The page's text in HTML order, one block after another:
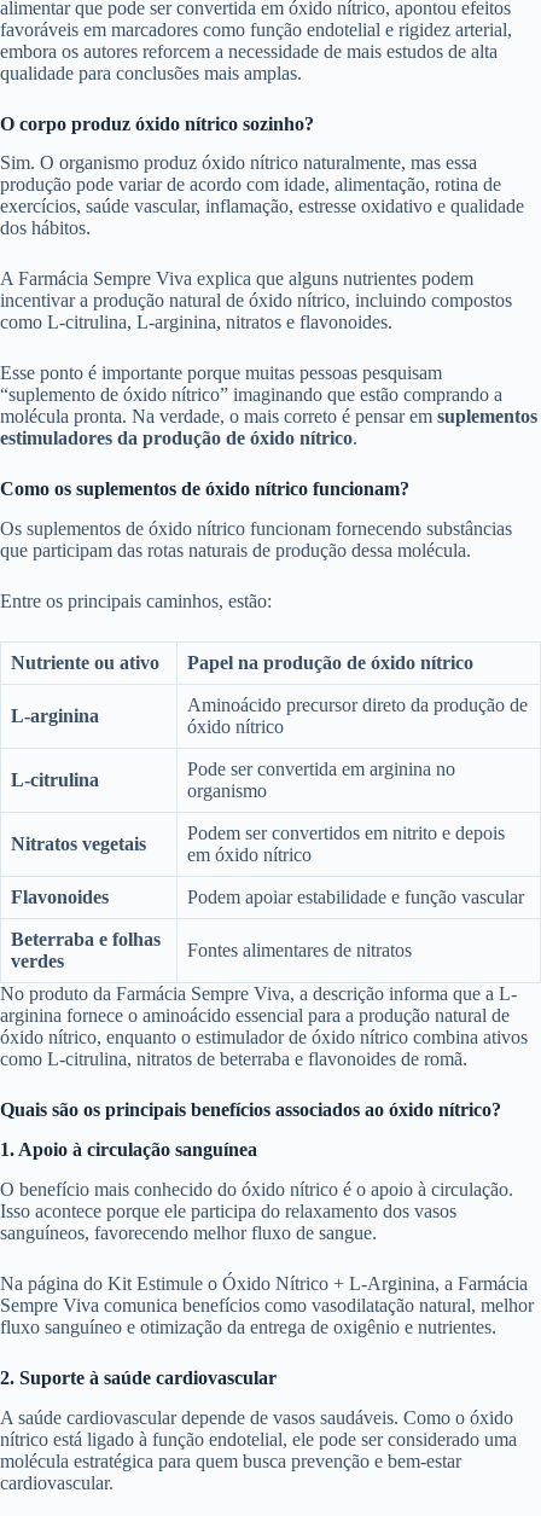
alimentar que pode ser convertida em óxido nítrico, apontou efeitos
favoráveis em marcadores como função endotelial e rigidez arterial,
embora os autores reforcem a necessidade de mais estudos de alta
qualidade para conclusões mais amplas.
O corpo produz óxido nítrico sozinho?
Sim. O organismo produz óxido nítrico naturalmente, mas essa
produção pode variar de acordo com idade, alimentação, rotina de
exercícios, saúde vascular, inflamação, estresse oxidativo e qualidade
dos hábitos.
A Farmácia Sempre Viva explica que alguns nutrientes podem
incentivar a produção natural de óxido nítrico, incluindo compostos
como L-citrulina, L-arginina, nitratos e flavonoides.
Esse ponto é importante porque muitas pessoas pesquisam
“suplemento de óxido nítrico” imaginando que estão comprando a
molécula pronta. Na verdade, o mais correto é pensar em suplementos
estimuladores da produção de óxido nítrico.
Como os suplementos de óxido nítrico funcionam?
Os suplementos de óxido nítrico funcionam fornecendo substâncias
que participam das rotas naturais de produção dessa molécula.
Entre os principais caminhos, estão:
Nutriente ou ativo Papel na produção de óxido nítrico
L-arginina
Aminoácido precursor direto da produção de
óxido nítrico
L-citrulina
Pode ser convertida em arginina no
organismo
Nitratos vegetais
Podem ser convertidos em nitrito e depois
em óxido nítrico
Flavonoides Podem apoiar estabilidade e função vascular
Beterraba e folhas
verdes
Fontes alimentares de nitratos
No produto da Farmácia Sempre Viva, a descrição informa que a L-
arginina fornece o aminoácido essencial para a produção natural de
óxido nítrico, enquanto o estimulador de óxido nítrico combina ativos
como L-citrulina, nitratos de beterraba e flavonoides de romã.
Quais são os principais benefícios associados ao óxido nítrico?
1. Apoio à circulação sanguínea
O benefício mais conhecido do óxido nítrico é o apoio à circulação.
Isso acontece porque ele participa do relaxamento dos vasos
sanguíneos, favorecendo melhor fluxo de sangue.
Na página do Kit Estimule o Óxido Nítrico + L-Arginina, a Farmácia
Sempre Viva comunica benefícios como vasodilatação natural, melhor
fluxo sanguíneo e otimização da entrega de oxigênio e nutrientes.
2. Suporte à saúde cardiovascular
A saúde cardiovascular depende de vasos saudáveis. Como o óxido
nítrico está ligado à função endotelial, ele pode ser considerado uma
molécula estratégica para quem busca prevenção e bem-estar
cardiovascular.